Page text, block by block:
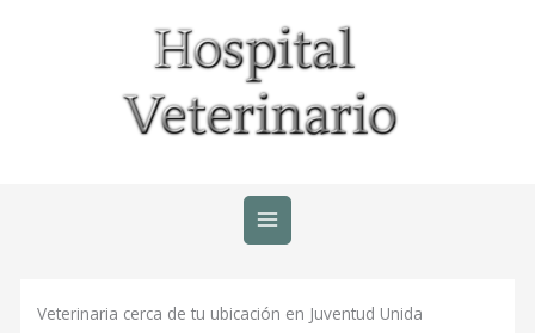
Veterinaria cerca de tu ubicación en Juventud Unida